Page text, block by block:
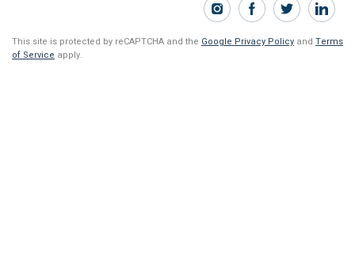
This site is protected by reCAPTCHA and the Google Privacy Policy and Terms
of Service apply.